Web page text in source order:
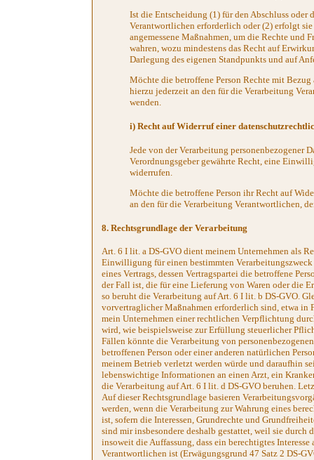
Ist die Entscheidung (1) für den Abschluss oder
Verantwortlichen erforderlich oder (2) erfolgt
angemessene Maßnahmen, um die Rechte und
wahren, wozu mindestens das Recht auf
Darlegung des eigenen Standpunkts und auf
Möchte die betroffene Person Rechte mit
hierzu jederzeit an den für die Verarbeitung
wenden.
i) Recht auf Widerruf einer
Jede von der Verarbeitung personenbezogener
Verordnungsgeber gewährte Recht, eine
widerrufen.
Möchte die betroffene Person ihr Recht auf
an den für die Verarbeitung Verantwortlichen,
8. Rechtsgrundlage der Verarbeitung
Art. 6 I lit. a DS-GVO dient meinem Unternehmen als
Einwilligung für einen bestimmten
eines Vertrags, dessen Vertragspartei die betroffene
der Fall ist, die für eine Lieferung von Waren oder die
so beruht die Verarbeitung auf Art. 6 I lit. b DS-GVO.
vorvertraglicher Maßnahmen erforderlich sind, etwa in
mein Unternehmen einer rechtlichen Verpflichtung
wird, wie beispielsweise zur Erfüllung steuerlicher
Fällen könnte die Verarbeitung von
betroffenen Person oder einer anderen natürlichen
meinem Betrieb verletzt werden würde und daraufhin
lebenswichtige Informationen an einen Arzt, ein
die Verarbeitung auf Art. 6 I lit. d DS-GVO beruhen.
Auf dieser Rechtsgrundlage basieren
werden, wenn die Verarbeitung zur Wahrung eines
ist, sofern die Interessen, Grundrechte und
sind mir insbesondere deshalb gestattet, weil sie durch
insoweit die Auffassung, dass ein berechtigtes
Verantwortlichen ist (Erwägungsgrund 47 Satz 2 DS-